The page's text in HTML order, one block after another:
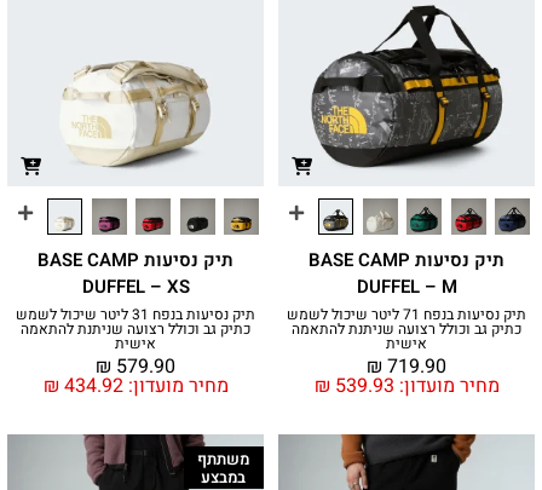
תיק נסיעות BASE CAMP
DUFFEL – M
תיק נסיעות בנפח 71 ליטר שיכול לשמש
כתיק גב וכולל רצועה שניתנת להתאמה
אישית
מחיר מועדון: ₪ 539.93
₪ 719.90
תיק נסיעות BASE CAMP
DUFFEL – XS
תיק נסיעות בנפח 31 ליטר שיכול לשמש
כתיק גב וכולל רצועה שניתנת להתאמה
אישית
מחיר מועדון: ₪ 434.92
₪ 579.90
משתתף
במבצע